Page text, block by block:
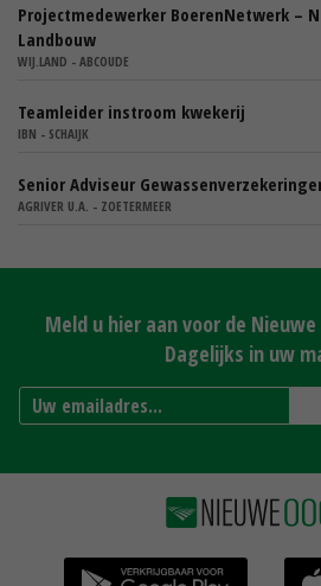
Projectmedewerker BoerenNetwerk –
Landbouw
WIJ.LAND - ABCOUDE
Teamleider instroom kwekerij
IBN - SCHAIJK
Senior Adviseur
AGRIVER U.A. - ZOETERMEER
Meld u hier aan voor de
Dagelijks in uw